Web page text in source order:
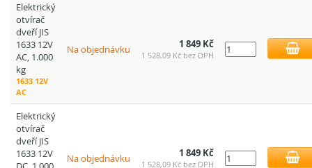
Elektrický
otvírač
dveří JIS
1633 12V
AC, 1.000
kg
1633 12V
AC
Na objednávku 1 849 Kč
1 528,09 Kč bez DPH
Elektrický
otvírač
dveří JIS
1633 12V
Na objednávku 1 849 Kč
1 528,09 Kč bez DPH